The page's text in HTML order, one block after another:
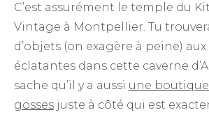
C’est assurément le temple du
Vintage à Montpellier. Tu
d’objets (on exagère à peine)
éclatantes dans cette caverne
sache qu’il y a aussi une
gosses juste à côté qui est